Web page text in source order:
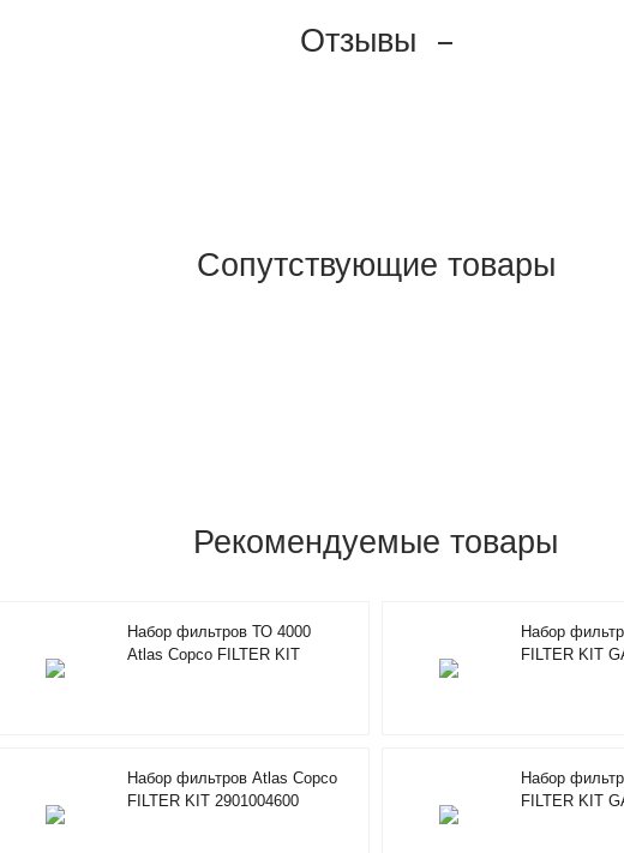
Отзывы
Сопутствующие товары
Рекомендуемые товары
Набор фильтров ТО 4000
Atlas Copco FILTER KIT
Набор
FILTER KIT
Набор фильтров Atlas Copco
FILTER KIT 2901004600
Набор
FILTER KIT